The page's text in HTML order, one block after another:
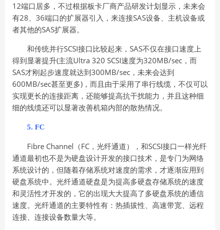
12端口居多，不过根据板卡厂商产品研发计划显示，未来会
有28、36端口的扩展器引入，来连接SAS设备、主机设备或
者其他的SAS扩展器。
和传统并行SCSI接口比较起来，SAS不仅在接口速度上
得到显著提升(主流Ultra 320 SCSI速度为320MB/sec，而
SAS才刚起步速度就达到300MB/sec，未来会达到
600MB/sec甚至更多)，而且由于采用了串行线缆，不仅可以
实现更长的连接距离，还能够提高抗干扰能力，并且这种细
细的线缆还可以显著改善机箱内部的散热情况。
5. FC
Fibre Channel（FC，光纤通道），和SCSI接口一样光纤
通道最初也不是为硬盘设计开发的接口技术，是专门为网络
系统设计的，但随着存储系统对速度的需求，才逐渐应用到
硬盘系统中。光纤通道硬盘是为提高多硬盘存储系统的速度
和灵活性才开发的，它的出现大大提高了多硬盘系统的通信
速度。光纤通道的主要特性有：热插拔性、高速带宽、远程
连接、连接设备数量大等。